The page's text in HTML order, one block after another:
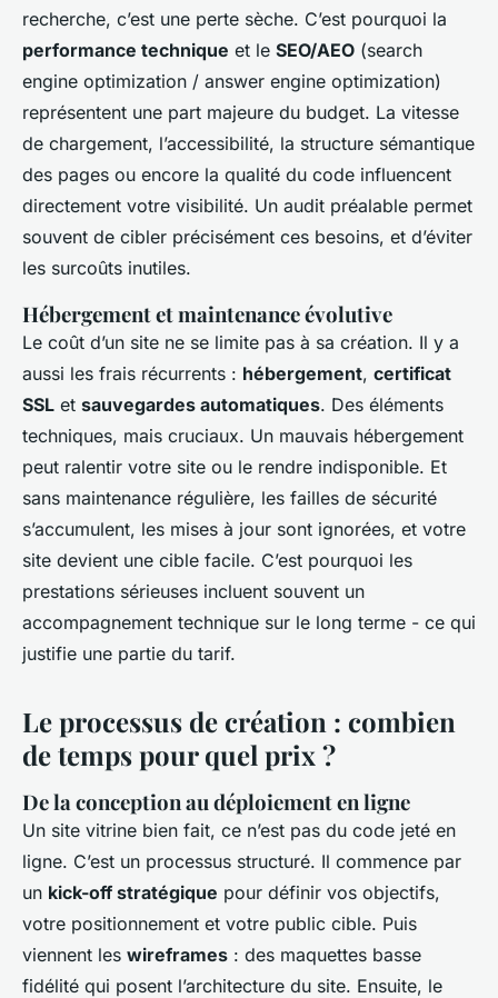
recherche, c’est une perte sèche. C’est pourquoi la
performance technique et le SEO/AEO (search
engine optimization / answer engine optimization)
représentent une part majeure du budget. La vitesse
de chargement, l’accessibilité, la structure sémantique
des pages ou encore la qualité du code influencent
directement votre visibilité. Un audit préalable permet
souvent de cibler précisément ces besoins, et d’éviter
les surcoûts inutiles.
Hébergement et maintenance évolutive
Le coût d’un site ne se limite pas à sa création. Il y a
aussi les frais récurrents : hébergement, certificat
SSL et sauvegardes automatiques. Des éléments
techniques, mais cruciaux. Un mauvais hébergement
peut ralentir votre site ou le rendre indisponible. Et
sans maintenance régulière, les failles de sécurité
s’accumulent, les mises à jour sont ignorées, et votre
site devient une cible facile. C’est pourquoi les
prestations sérieuses incluent souvent un
accompagnement technique sur le long terme - ce qui
justifie une partie du tarif.
Le processus de création : combien
de temps pour quel prix ?
De la conception au déploiement en ligne
Un site vitrine bien fait, ce n’est pas du code jeté en
ligne. C’est un processus structuré. Il commence par
un kick-off stratégique pour définir vos objectifs,
votre positionnement et votre public cible. Puis
viennent les wireframes : des maquettes basse
fidélité qui posent l’architecture du site. Ensuite, le